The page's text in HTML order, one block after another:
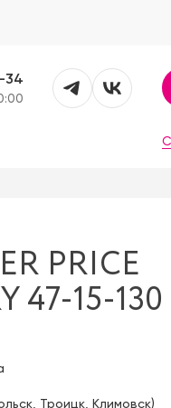
34
PRICE
47-15-130
, Троицк, Климовск)